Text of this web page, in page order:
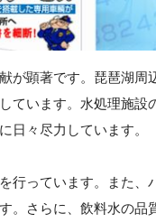
が顕著です。琵琶湖周
ています。水処理施設
日々尽力しています。
行っています。また、
。さらに、飲料水の品